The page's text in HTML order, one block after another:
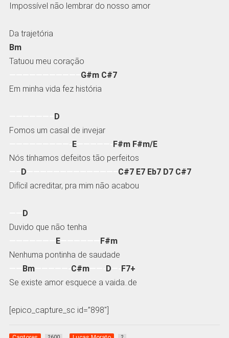
Impossível não lembrar do nosso amor
Da trajetória
Bm
Tatuou meu coração
G#m C#7
Em minha vida fez história
D
Fomos um casal de invejar
E—————- F#m F#m/E
Nós tínhamos defeitos tão perfeitos
D
C#7 E7 Eb7 D7 C#7
Difícil acreditar, pra mim não acabou
D
Duvido que não tenha
E——————
F#m
Nenhuma pontinha de saudade
Bm—————- C#m——- D
F7+
Se existe amor esquece a vaida..de
[epico_capture_sc id=”898″]